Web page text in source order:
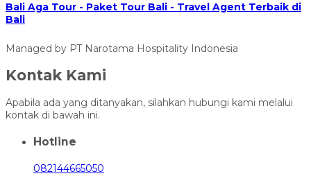
Bali Aga Tour - Paket Tour Bali - Travel Agent Terbaik di
Bali
Managed by PT Narotama Hospitality Indonesia
Kontak Kami
Apabila ada yang ditanyakan, silahkan hubungi kami melalui
kontak di bawah ini.
Hotline
082144665050